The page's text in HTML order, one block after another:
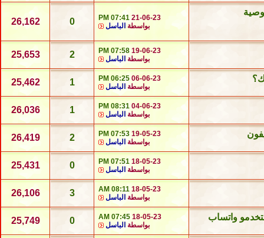
21-06-23
07:41 PM
بواسطة الباسل 0
26,162
19-06-23
07:58 PM
بواسطة الباسل 2
25,653
06-06-23
06:25 PM
بواسطة الباسل 1
25,462
04-06-23
08:31 PM
بواسطة الباسل 1
26,036
19-05-23
07:53 PM
بواسطة الباسل 2
26,419
18-05-23
07:51 PM
بواسطة الباسل 0
25,431
18-05-23
08:11 AM
بواسطة الباسل 3
26,106
واتساب 18-05-23
07:45 AM
بواسطة الباسل 0
25,749